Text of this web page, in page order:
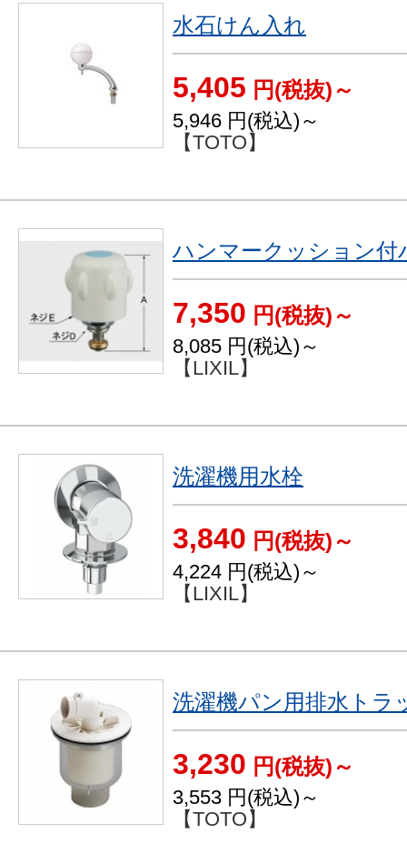
水石けん入れ
5,405 円(税抜)～
5,946 円(税込)～
【TOTO】
ハンマークッション付
7,350 円(税抜)～
8,085 円(税込)～
【LIXIL】
洗濯機用水栓
3,840 円(税抜)～
4,224 円(税込)～
【LIXIL】
洗濯機パン用排水トラ
3,230 円(税抜)～
3,553 円(税込)～
【TOTO】